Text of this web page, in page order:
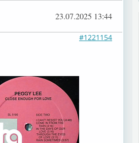
Bing Crosby,
23.07.2025 13:44
#1221154